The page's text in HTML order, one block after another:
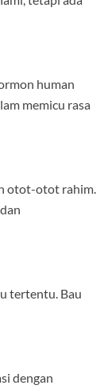
human
memicu rasa
otot-otot rahim.
tertentu. Bau
dengan